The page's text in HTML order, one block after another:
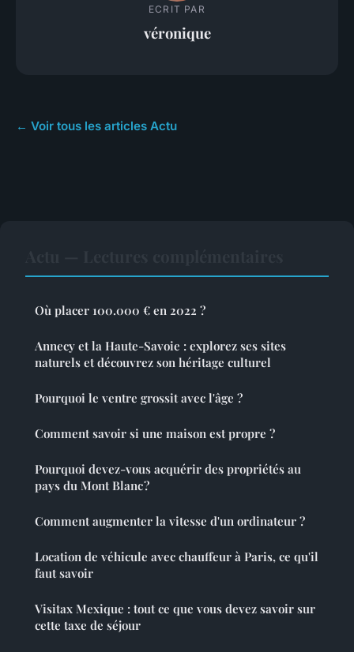
ECRIT PAR
véronique
← Voir tous les articles Actu
Où placer 100.000 € en 2022 ?
Annecy et la Haute-Savoie : explorez ses sites
naturels et découvrez son héritage culturel
Pourquoi le ventre grossit avec l'âge ?
Comment savoir si une maison est propre ?
Pourquoi devez-vous acquérir des propriétés au
pays du Mont Blanc ?
Comment augmenter la vitesse d'un ordinateur ?
Location de véhicule avec chauffeur à Paris, ce qu'il
faut savoir
Visitax Mexique : tout ce que vous devez savoir sur
cette taxe de séjour